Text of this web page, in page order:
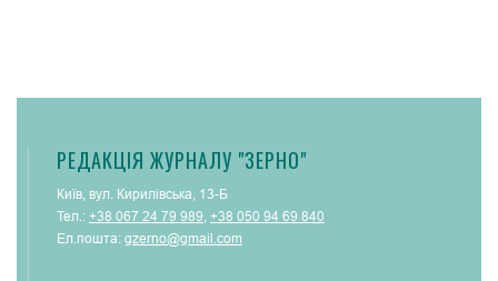
РЕДАКЦІЯ ЖУРНАЛУ "ЗЕРНО"
Київ, вул. Кирилівська, 13-Б
Тел.: +38 067 24 79 989, +38 050 94 69 840
Ел.пошта: gzerno@gmail.com